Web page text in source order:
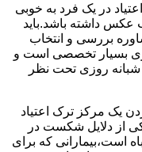
در یک فرد به خوبی
عکس داشته باشد.باید
بررسی و انتخاب
بسیار تخصصی است و
روزی تحت نظر
یک مرکز ترک اعتیاد
یکی از دلایل شکست در
است،بیمارانی که برای